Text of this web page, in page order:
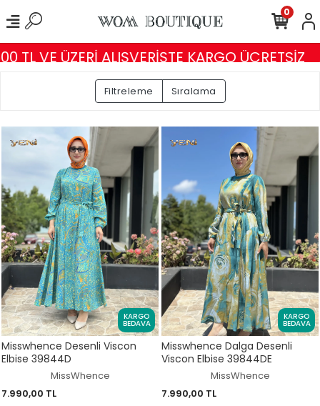
ALIŞVERİŞTE KARGO ÜCRETSİZ ABİYE,
0
Filtreleme Sıralama
KARGO
BEDAVA
Misswhence Desenli Viscon
Elbise 39844D
MissWhence
7.990,00 TL
KARGO
BEDAVA
Misswhence Dalga Desenli
Viscon Elbise 39844DE
MissWhence
7.990,00 TL